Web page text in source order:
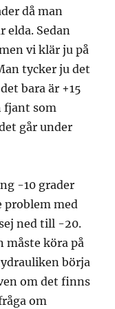
då man
elda. Sedan
vi klär ju på
tycker ju det
bara är +15
fjant som
går under
-10 grader
problem med
ned till -20.
måste köra på
börja
om det finns
om